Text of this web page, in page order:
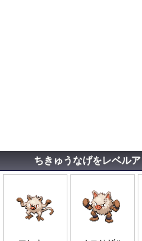
ちきゅうなげをレベル